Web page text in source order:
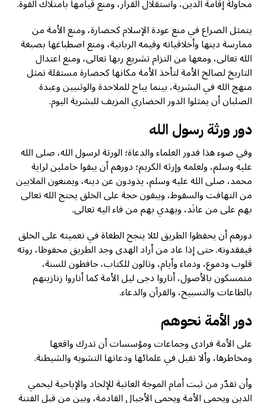
محاولة إقامة الدين، واستقلال القرار، ومنع قيامها بامتلاك القوة.
يتمثل الصراع في منع عودة الإسلام كحضارة، ومنع الأمة من
ممارسة دينها وأخلاقياته وقيمه الربانية، ومنع اصطباغها بصبغة
الله تعالى، ومعها من التزام تشريع ربها تعالى، ومنع اعتدال
التاريخ لصالح الأمة لتأخذ الأمة مكانها كحضارة مستقلة تمثل
منهج الله في البشرية، بينما يباح للملاحدة والوثنيين وعبدة
الصلبان أن يمثلوا الدور الحضاري المزيف للبشرية اليوم.
دور ورثة رسول الله
وفي ضوء هذا فدور العلماء والدعاة؛ الورثة لرسول الله، صلى الله
عليه وسلم، ولعلمه وإرثه الكريم؛ دورهم أن يبقوا حاملين لراية
محمد، صلى الله عليه وسلم، يذودون عن دينه، ويمنعون الملايين
من التهافت والسقوط، ويبقون حجة على الخلق يحتج الله تعالى
بهم على من عانَد، ويهدي بهم من فاء اليه تعالى.
دورهم أن يحفظوا الطريق لئلا ينجح الطغاة في تعميته على الخلق
فيفقدونه. حتى إذا عاد من أراد الهدى وجد الطريق محفوظا، روته
قلوب ودموع، ودماء وأيام، وتالون للكتاب، حافظون للسنة،
متمسكون بالأصول، أناروا دجى ليل الأمة كما أناروا زنازينهم
بالطاعات والتسبيح، والقرآن والدعاء.
دور الأمة نحوهم
على الأمة فرادى وجماعات ومؤسسات أن تدرك واقعها
ومخاطرها، وألا تقبل في علمائها ودعاتها التشويه والشيطنة.
وأن تقدّر من ثبت أمام الموجة العاتية للإلحاد والإباحية ليحمي
الدين ويحمي الأمة ويحمي الأجيال القادمة، وبين من قبِل الفتنة